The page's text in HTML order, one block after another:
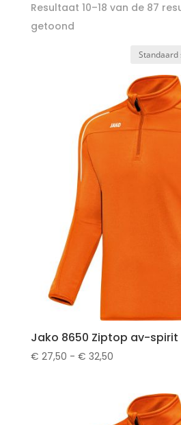
Resultaat 10–18 van de 87
getoond
Jako 8650 Ziptop av-spirit
€ 27,50 - € 32,50Prijsklasse:
€ 32,50